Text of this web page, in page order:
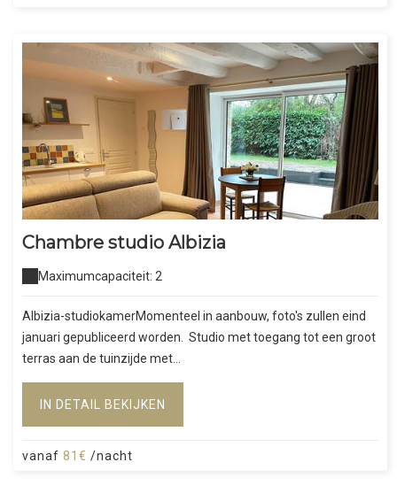
Chambre studio Albizia
Maximumcapaciteit: 2
Albizia-studiokamerMomenteel in aanbouw, foto's zullen eind
januari gepubliceerd worden. Studio met toegang tot een groot
terras aan de tuinzijde met...
IN DETAIL BEKIJKEN
vanaf 81€ /nacht